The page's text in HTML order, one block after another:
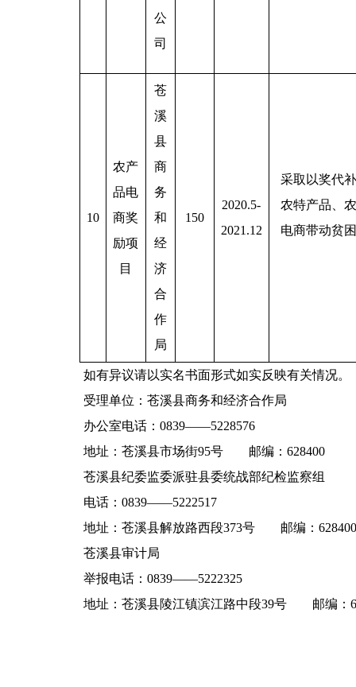
公
司
10
农产
品电
商奖
励项
目
苍
溪
县
商
务
和
经
济
合
作
局
150
2020.5-
2021.12
采取以奖代
农特产品、
电商带动贫
如有异议请以实名书面形式如实反映有关情况。
受理单位：苍溪县商务和经济合作局
办公室电话：0839——5228576
地址：苍溪县市场街95号 邮编：628400
苍溪县纪委监委派驻县委统战部纪检监察组
电话：0839——5222517
地址：苍溪县解放路西段373号 邮编：628400
苍溪县审计局
举报电话：0839——5222325
地址：苍溪县陵江镇滨江路中段39号 邮编：